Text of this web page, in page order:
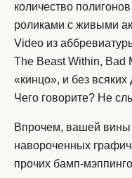
количество
роликами с живыми
Video из
The Beast Within, Bad
«кинцо», и без
Чего говорите? Не
Впрочем, вашей вины
навороченных
прочих бамп-